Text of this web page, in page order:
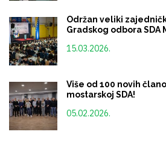
Održan veliki
Gradskog odbora SDA
15.03.2026.
Više od 100 novih
mostarskoj SDA!
05.02.2026.